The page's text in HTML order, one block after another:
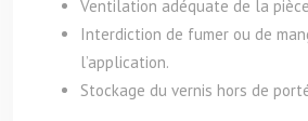
Ventilation adéquate de la
Interdiction de fumer ou de
l’application.
Stockage du vernis hors de